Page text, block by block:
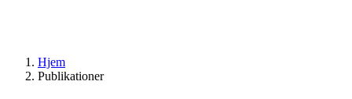
Hjem
Publikationer